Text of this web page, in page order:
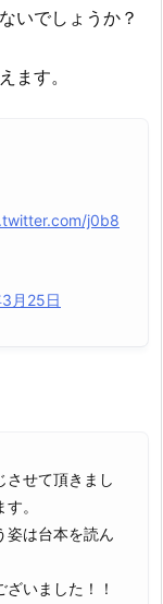
いでしょうか？
ます。
j0b8
月25日
させて頂きまし
。
姿は台本を読ん
いました！！